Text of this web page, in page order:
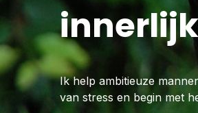
Ik help ambitieuze
van stress en begin met